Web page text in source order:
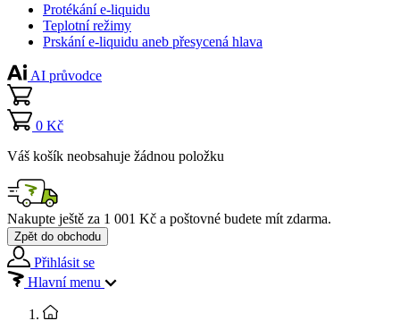
Protékání e-liquidu
Teplotní režimy
Prskání e-liquidu aneb přesycená hlava
AI průvodce
0 Kč
Váš košík neobsahuje žádnou položku
Nakupte ještě za 1 001 Kč a poštovné budete mít zdarma.
Zpět do obchodu
Přihlásit se
Hlavní menu